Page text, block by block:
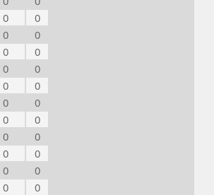
0
0
0
0
0
0
0
0
0
0
0
0
0
0
0
0
0
0
0
0
0
0